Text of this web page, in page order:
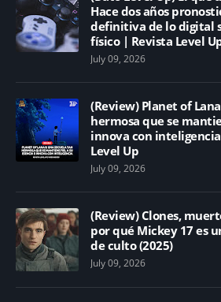
Hace dos años
definitiva de lo digital
físico | Revista Level
July 09, 2026
(Review) Planet of
hermosa que se
innova con inteligencia
Level Up
July 09, 2026
(Review) Clones,
por qué Mickey 17 es
de culto (2025)
July 09, 2026